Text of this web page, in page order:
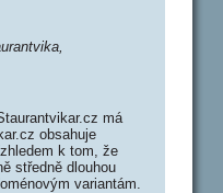
má
obsahuje
k tom, že
středně dlouhou
variantám.